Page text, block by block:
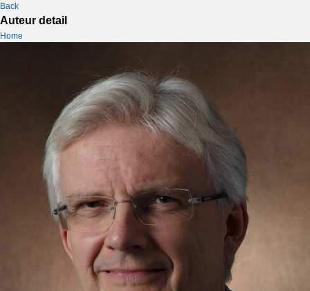
Back
Auteur detail
Home